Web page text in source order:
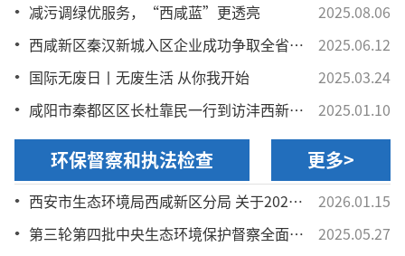
2025.08.06
减污调绿优服务，“西咸蓝”更透亮
2025.06.12
西咸新区秦汉新城入区企业成功争取全省首笔碳排放权抵质押贷款
2025.03.24
国际无废日丨无废生活 从你我开始
2025.01.10
咸阳市秦都区区长杜靠民一行到访沣西新城就区域大气污染联防联控工作开展座谈交流
环保督察和执法检查 更多>
2026.01.15
西安市生态环境局西咸新区分局 关于2026年1月15日拟作出建设项目环境影响评价文件批复决定的公示
2025.05.27
第三轮第四批中央生态环境保护督察全面启动